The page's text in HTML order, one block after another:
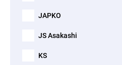
JAPKO
JS Asakashi
KS